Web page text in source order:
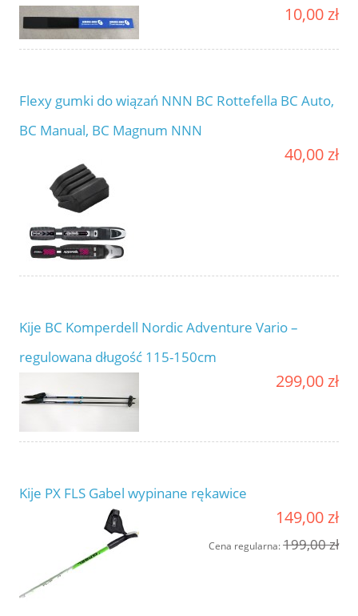
10,00 zł
Flexy gumki do wiązań NNN BC Rottefella BC Auto,
BC Manual, BC Magnum NNN
40,00 zł
Kije BC Komperdell Nordic Adventure Vario –
regulowana długość 115-150cm
299,00 zł
Kije PX FLS Gabel wypinane rękawice
149,00 zł
Cena regularna:199,00 zł